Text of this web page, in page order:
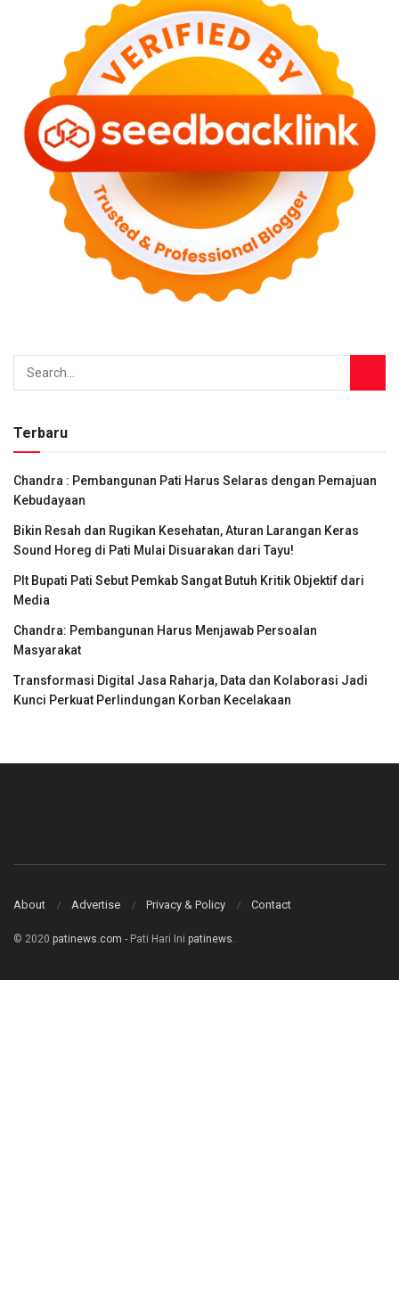
Terbaru
Chandra : Pembangunan Pati Harus Selaras dengan Pemajuan
Kebudayaan
Bikin Resah dan Rugikan Kesehatan, Aturan Larangan Keras
Sound Horeg di Pati Mulai Disuarakan dari Tayu!
Plt Bupati Pati Sebut Pemkab Sangat Butuh Kritik Objektif dari
Media
Chandra: Pembangunan Harus Menjawab Persoalan
Masyarakat
Transformasi Digital Jasa Raharja, Data dan Kolaborasi Jadi
Kunci Perkuat Perlindungan Korban Kecelakaan
About Advertise Privacy & Policy Contact
© 2020 patinews.com - Pati Hari Ini patinews.